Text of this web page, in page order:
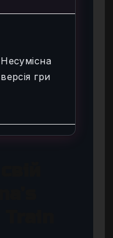
Несумісна
версія гри